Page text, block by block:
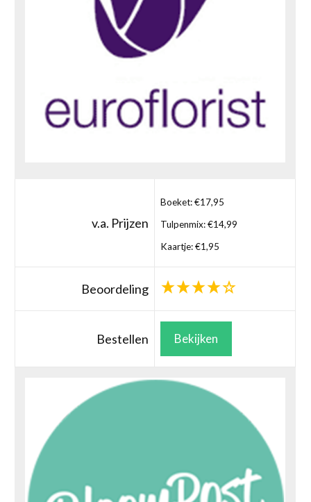
v.a. Prijzen
Boeket: €17,95
Tulpenmix: €14,99
Kaartje: €1,95
Beoordeling
Bestellen Bekijken